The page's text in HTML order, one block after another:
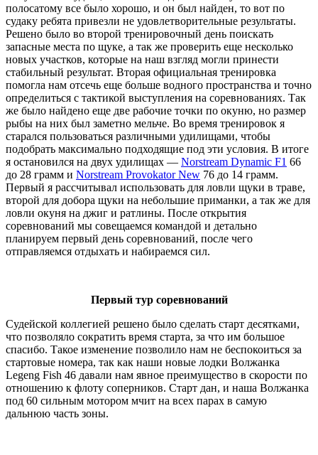
полосатому все было хорошо, и он был найден, то вот по
судаку ребята привезли не удовлетворительные результаты.
Решено было во второй тренировочный день поискать
запасные места по щуке, а так же проверить еще несколько
новых участков, которые на наш взгляд могли принести
стабильный результат. Вторая официальная тренировка
помогла нам отсечь еще больше водного пространства и точно
определиться с тактикой выступления на соревнованиях. Так
же было найдено еще две рабочие точки по окуню, но размер
рыбы на них был заметно мельче. Во время тренировок я
старался пользоваться различными удилищами, чтобы
подобрать максимально подходящие под эти условия. В итоге
я остановился на двух удилищах — Norstream Dynamic F1 66
до 28 грамм и Norstream ProvokatorNew 76 до 14 грамм.
Первый я рассчитывал использовать для ловли щуки в траве,
второй для добора щуки на небольшие приманки, а так же для
ловли окуня на джиг и ратлины. После открытия
соревнований мы совещаемся командой и детально
планируем первый день соревнований, после чего
отправляемся отдыхать и набираемся сил.
Первый тур соревнований
Судейской коллегией решено было сделать старт десятками,
что позволяло сократить время старта, за что им большое
спасибо. Такое изменение позволило нам не беспокоиться за
стартовые номера, так как наши новые лодки Волжанка
Legeng Fish 46 давали нам явное преимущество в скорости по
отношению к флоту соперников. Старт дан, и наша Волжанка
под 60 сильным мотором мчит на всех парах в самую
дальнюю часть зоны.